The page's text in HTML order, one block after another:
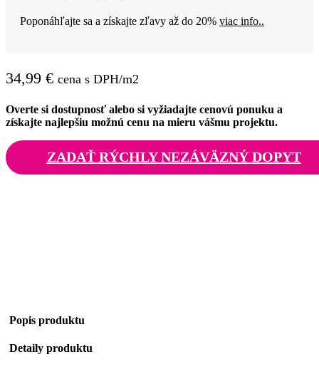
Poponáhľajte sa a získajte zľavy až do 20% viac info..
34,99 € cena s DPH/m2
Overte si dostupnosť alebo si vyžiadajte cenovú ponuku a
získajte najlepšiu možnú cenu na mieru vášmu projektu.
ZADAŤ RÝCHLY NEZÁVÄZNÝ DOPYT
Popis produktu
Detaily produktu